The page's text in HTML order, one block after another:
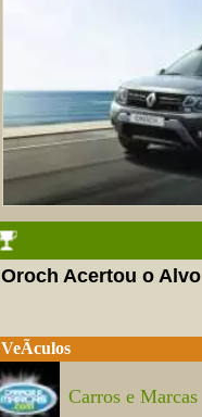
Oroch Acertou o Alvo
VeÃ­culos
Carros e Marcas